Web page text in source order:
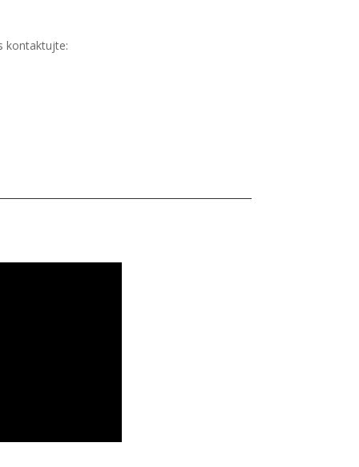
kontaktujte: